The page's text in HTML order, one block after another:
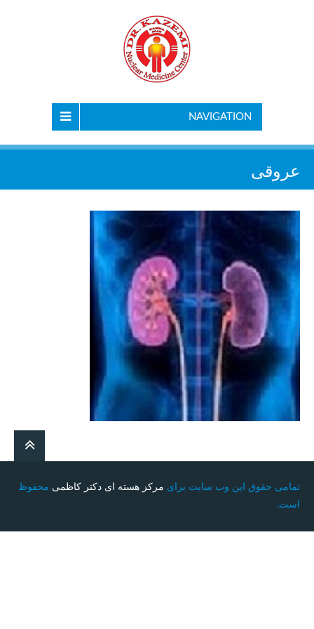
NAVIGATION
عروقی
تمامی حقوق این وب سایت برای مرکز هسته ای دکتر کاظمی محفوظ
است.